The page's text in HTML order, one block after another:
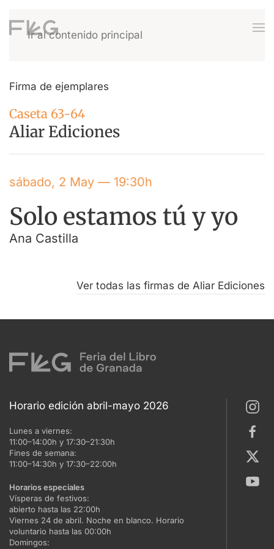
Ir al contenido principal
Firma de ejemplares
Caseta 63-64
Aliar Ediciones
sábado, 2 May — 19:30h
Solo estamos tú y yo
Ana Castilla
Ver todas las firmas de Aliar Ediciones
Horario edición abril-mayo 2026
Lunes a viernes:
11:00–14:00h y 17:30–21:30h
Fines de semana:
11:00–14:30h y 17:30–22:00h
Horarios especiales
Vísperas de festivos:
abierto hasta las 22:00h
Viernes 24 de abril. Noche en blanco. Horario
voluntario hasta las 00:00h
Domingos: